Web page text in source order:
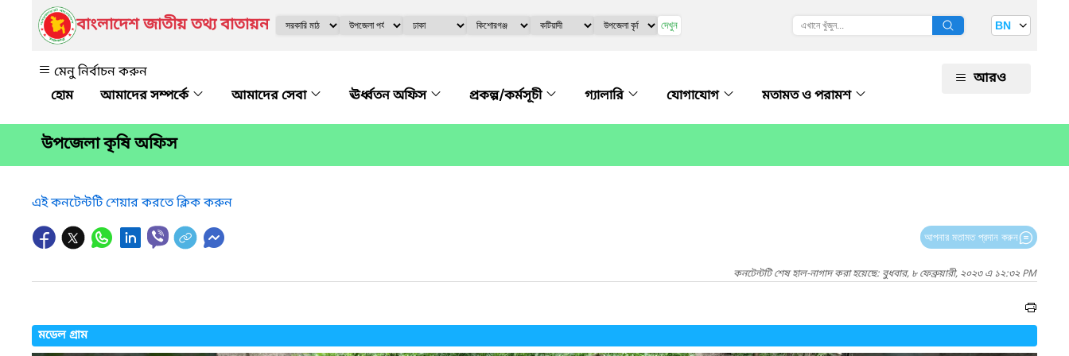
বাংলাদেশ জাতীয় তথ্য বাতায়ন দেখুন BN
মেনু নির্বাচন করুন
আমাদের সম্পর্কে
আমাদের সেবা ঊর্ধ্বতন অফিস প্রকল্প/কর্মসূচী গ্যালারি যোগাযোগ মতামত ও পরামশ
আরও
উপজেলা কৃষি অফিস
এই কনটেন্টটি শেয়ার করতে ক্লিক করুন
আপনার মতামত প্রদান করুন
কনটেন্টটি শেষ হাল-নাগাদ করা হয়েছে: বুধবার, ৮ ফেব্রুয়ারী, ২০২৩ এ ১২:৩২ PM
মডেল গ্রাম